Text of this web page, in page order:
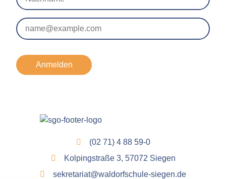
Anmelden
(02 71) 4 88 59-0
Kolpingstraße 3, 57072 Siegen
sekretariat@waldorfschule-siegen.de